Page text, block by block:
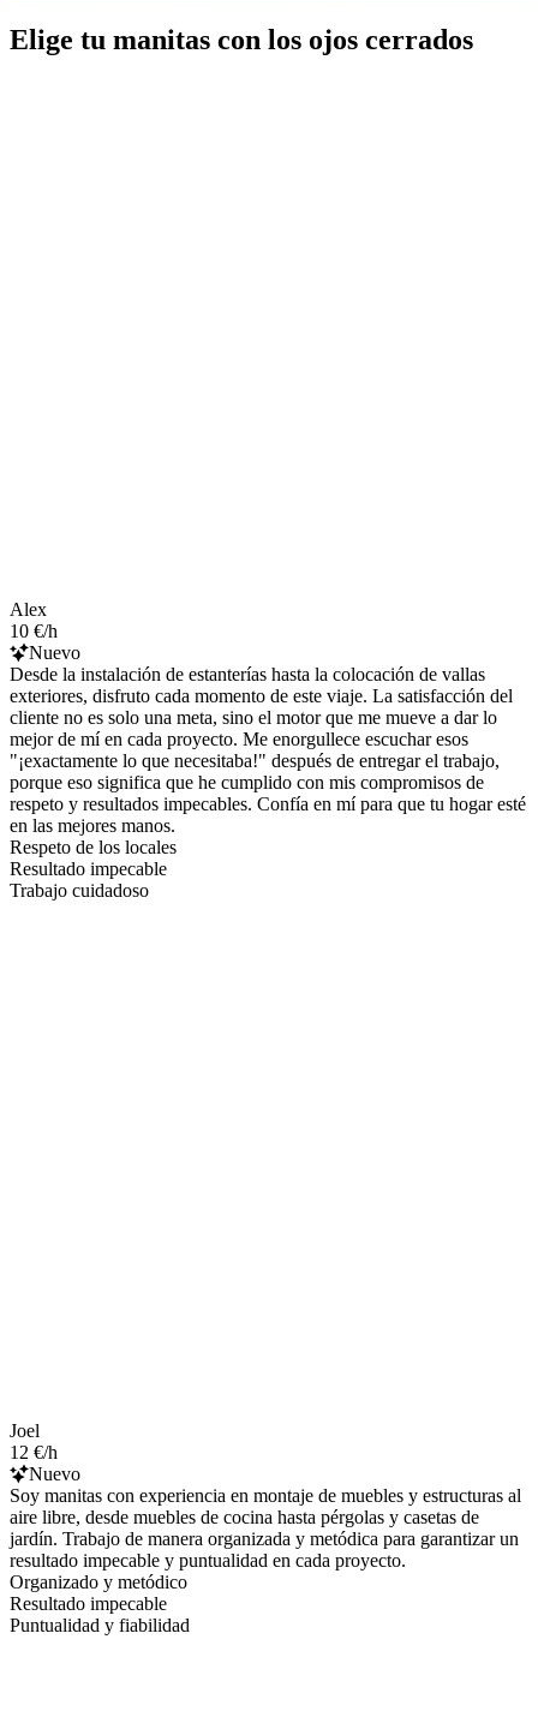
Elige tu manitas con los ojos cerrados
Alex
10 €/h
Nuevo
Desde la instalación de estanterías hasta la colocación de vallas
exteriores, disfruto cada momento de este viaje. La satisfacción del
cliente no es solo una meta, sino el motor que me mueve a dar lo
mejor de mí en cada proyecto. Me enorgullece escuchar esos
"¡exactamente lo que necesitaba!" después de entregar el trabajo,
porque eso significa que he cumplido con mis compromisos de
respeto y resultados impecables. Confía en mí para que tu hogar esté
en las mejores manos.
Respeto de los locales
Resultado impecable
Trabajo cuidadoso
Joel
12 €/h
Nuevo
Soy manitas con experiencia en montaje de muebles y estructuras al
aire libre, desde muebles de cocina hasta pérgolas y casetas de
jardín. Trabajo de manera organizada y metódica para garantizar un
resultado impecable y puntualidad en cada proyecto.
Organizado y metódico
Resultado impecable
Puntualidad y fiabilidad